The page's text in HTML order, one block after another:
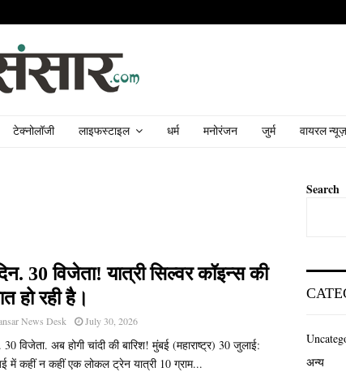
टेक्नोलॉजी लाइफस्टाइल धर्म मनोरंजन जुर्म वायरल न्यूज़
30 विजेता! यात्री सिल्वर कॉइन्स की
हो रही है।
News Desk July 30, 2026
30 विजेता. अब होगी चांदी की बारिश! मुंबई (महाराष्ट्र) 30 जुलाई:
में कहीं न कहीं एक लोकल ट्रेन यात्री 10 ग्राम...
Search
अन्य